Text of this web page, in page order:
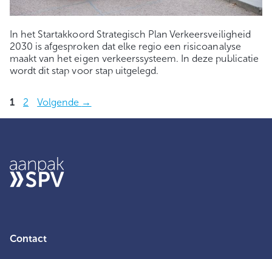
In het Startakkoord Strategisch Plan Verkeersveiligheid
2030 is afgesproken dat elke regio een risicoanalyse
maakt van het eigen verkeerssysteem. In deze publicatie
wordt dit stap voor stap uitgelegd.
Pagina
1 Pagina
2 Volgende →
Contact